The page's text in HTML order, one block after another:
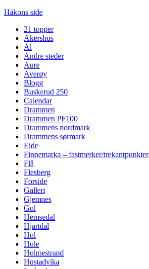
Håkons side
21 topper
Akershus
Ål
Andre steder
Aure
Averøy
Blogg
Buskerud 250
Calendar
Drammen
Drammen PF100
Drammens nordmark
Drammens sørmark
Eide
Finnemarka – fastmerker/trekantpunkter
Flå
Flesberg
Forside
Galleri
Gjemnes
Gol
Hemsedal
Hjartdal
Hol
Hole
Holmestrand
Hustadvika